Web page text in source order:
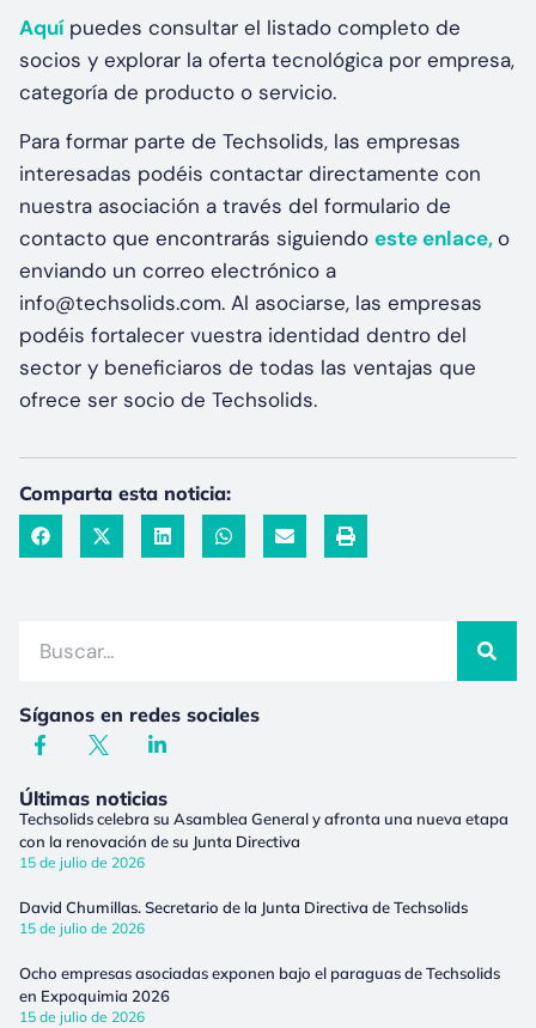
Aquí puedes consultar el listado completo de
socios y explorar la oferta tecnológica por empresa,
categoría de producto o servicio.
Para formar parte de Techsolids, las empresas
interesadas podéis contactar directamente con
nuestra asociación a través del formulario de
contacto que encontrarás siguiendo este enlace,o
enviando un correo electrónico a
info@techsolids.com. Al asociarse, las empresas
podéis fortalecer vuestra identidad dentro del
sector y beneficiaros de todas las ventajas que
ofrece ser socio de Techsolids.
Comparta esta noticia:
Síganos en redes sociales
Últimas noticias
Techsolids celebra su Asamblea General y afronta una nueva etapa
con la renovación de su Junta Directiva
15 de julio de 2026
David Chumillas. Secretario de la Junta Directiva de Techsolids
15 de julio de 2026
Ocho empresas asociadas exponen bajo el paraguas de Techsolids
en Expoquimia 2026
15 de julio de 2026